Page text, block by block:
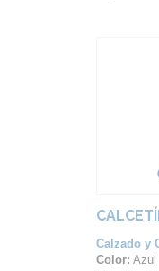
Calzado y
Color: Azul